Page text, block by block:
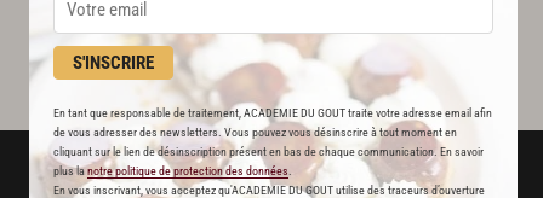
S'INSCRIRE
En tant que responsable de traitement, ACADEMIE DU GOUT traite votre adresse email afin
de vous adresser des newsletters. Vous pouvez vous désinscrire à tout moment en
cliquant sur le lien de désinscription présent en bas de chaque communication. En savoir
plus lanotre politique de protection des données
En vous inscrivant, vous acceptez qu'ACADEMIE DU GOUT utilise des traceurs d’ouverture